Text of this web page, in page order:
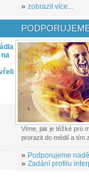
» zobrazit více...
Víme, jak je těžké pro
prorazit do médií a tím
» Podporujeme
» Zadání profilu